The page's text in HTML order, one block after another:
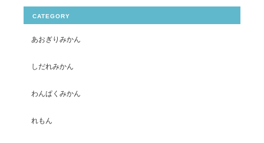
CATEGORY
あおぎりみかん
しだれみかん
わんぱくみかん
れもん